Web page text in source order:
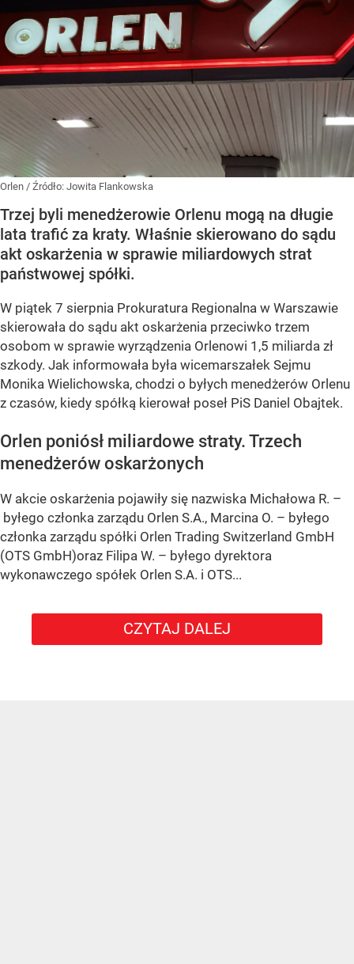
Orlen / Źródło: Jowita Flankowska
Trzej byli menedżerowie Orlenu mogą na długie
lata trafić za kraty. Właśnie skierowano do sądu
akt oskarżenia w sprawie miliardowych strat
państwowej spółki.
W piątek 7 sierpnia Prokuratura Regionalna w Warszawie
skierowała do sądu akt oskarżenia przeciwko trzem
osobom w sprawie wyrządzenia Orlenowi 1,5 miliarda zł
szkody. Jak informowała była wicemarszałek Sejmu
Monika Wielichowska, chodzi o byłych menedżerów Orlenu
z czasów, kiedy spółką kierował poseł PiS Daniel Obajtek.
Orlen poniósł miliardowe straty. Trzech
menedżerów oskarżonych
W akcie oskarżenia pojawiły się nazwiska Michałowa R. –
byłego członka zarządu Orlen S.A., Marcina O. – byłego
członka zarządu spółki Orlen Trading Switzerland GmbH
(OTS GmbH)oraz Filipa W. – byłego dyrektora
wykonawczego spółek Orlen S.A. i OTS...
CZYTAJ DALEJ